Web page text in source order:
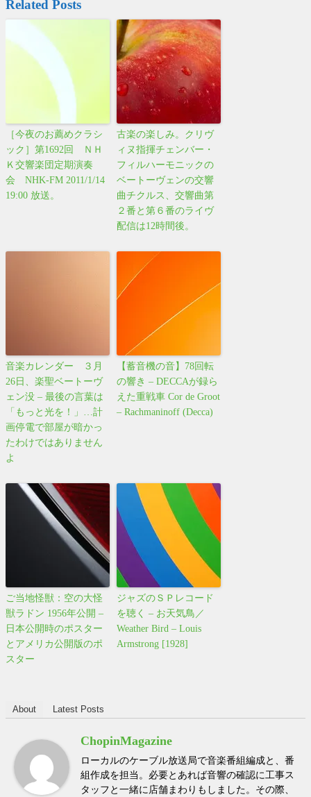
Related Posts
［今夜のお薦めクラシ
ック］第1692回 ＮＨ
Ｋ交響楽団定期演奏
会 NHK-FM 2011/1/14
19:00 放送。
古楽の楽しみ。クリヴ
ィヌ指揮チェンバー・
フィルハーモニックの
ベートーヴェンの交響
曲チクルス、交響曲第
２番と第６番のライヴ
配信は12時間後。
音楽カレンダー ３月
26日、楽聖ベートーヴ
ェン没 – 最後の言葉は
「もっと光を！」…計
画停電で部屋が暗かっ
たわけではありません
よ
【蓄音機の音】78回転
の響き – DECCAが録ら
えた重戦車 Cor de Groot
– Rachmaninoff (Decca)
ご当地怪獣：空の大怪
獣ラドン 1956年公開 –
日本公開時のポスター
とアメリカ公開版のポ
スター
ジャズのＳＰレコード
を聴く – お天気鳥／
Weather Bird – Louis
Armstrong [1928]
About Latest Posts
ChopinMagazine
ローカルのケーブル放送局で音楽番組編成と、番
組作成を担当。必要とあれば音響の確認に工事ス
タッフと一緒に店舗まわりもしました。その際、